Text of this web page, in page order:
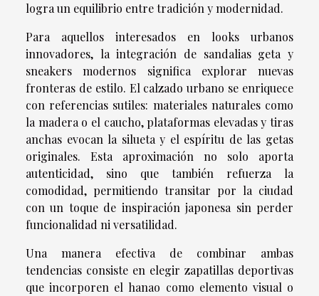
logra un equilibrio entre tradición y modernidad.
Para aquellos interesados en looks urbanos
innovadores, la integración de sandalias geta y
sneakers modernos significa explorar nuevas
fronteras de estilo. El calzado urbano se enriquece
con referencias sutiles: materiales naturales como
la madera o el caucho, plataformas elevadas y tiras
anchas evocan la silueta y el espíritu de las getas
originales. Esta aproximación no solo aporta
autenticidad, sino que también refuerza la
comodidad, permitiendo transitar por la ciudad
con un toque de inspiración japonesa sin perder
funcionalidad ni versatilidad.
Una manera efectiva de combinar ambas
tendencias consiste en elegir zapatillas deportivas
que incorporen el hanao como elemento visual o